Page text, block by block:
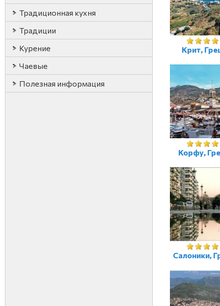
Традиционная кухня
Традиции
Курение
Чаевые
Полезная информация
Крит,
Корфу,
Салоники,